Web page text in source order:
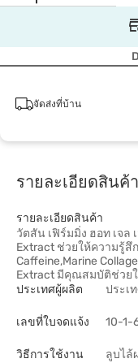
จัดส่งที่บ้าน
รายละเอียดสินค้า
รายละเอียดสินค้า
วัตสัน เฟิร์มมิ่ง ฮอท เจ
Extract ช่วยให้ความรู้สึ
Caffeine,Marine
Extract มีคุณสมบัติช่วย
ประเทศผู้ผลิต
ประเ
เลขที่ใบจดแจ้ง 10-1-
วิธีการใช้งาน
ลูบไล้